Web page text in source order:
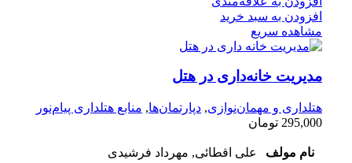
افزودن به سبد خرید
مشاهده سریع
مدیریت خانه‌داری در هتل
هتلداری و مهمان‌نوازی, دپارتمان‌ها, منابع هتلداری پیام‌نور
295,000 تومان
نام مولف علی اقطائی, مهرداد فرشیدی